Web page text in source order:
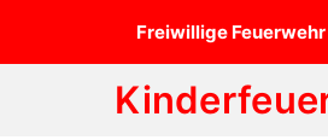
Freiwillige